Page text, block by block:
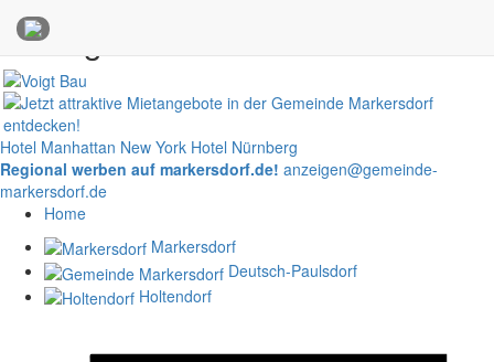
Anzeigen
Hotel Manhattan New York Hotel Nürnberg
Regional werben auf markersdorf.de! anzeigen@gemeinde-
markersdorf.de
Home
Markersdorf
Deutsch-Paulsdorf
Holtendorf